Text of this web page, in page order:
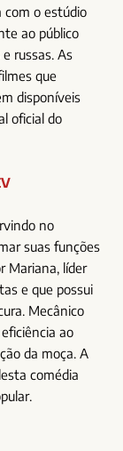
com o estúdio
ao público
russas. As
que
disponíveis
oficial do
no
suas funções
Mariana, líder
e que possui
Mecânico
ao
da moça. A
comédia